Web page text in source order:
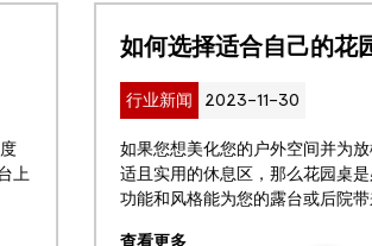
合自己的花园桌？
的户外空间并为放松或招待客人创造一个舒
，那么花园桌是必备的。 户外家具的附加
的露台或后院带来更多好处，并使您在户...